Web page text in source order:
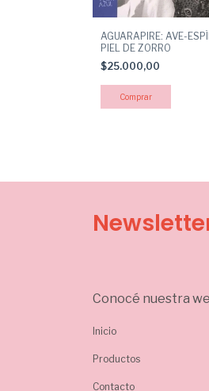
AGUARAPIRE: AVE-
PIEL DE ZORRO
$25.000,00
Conocé nuestra
Inicio
Productos
Contacto